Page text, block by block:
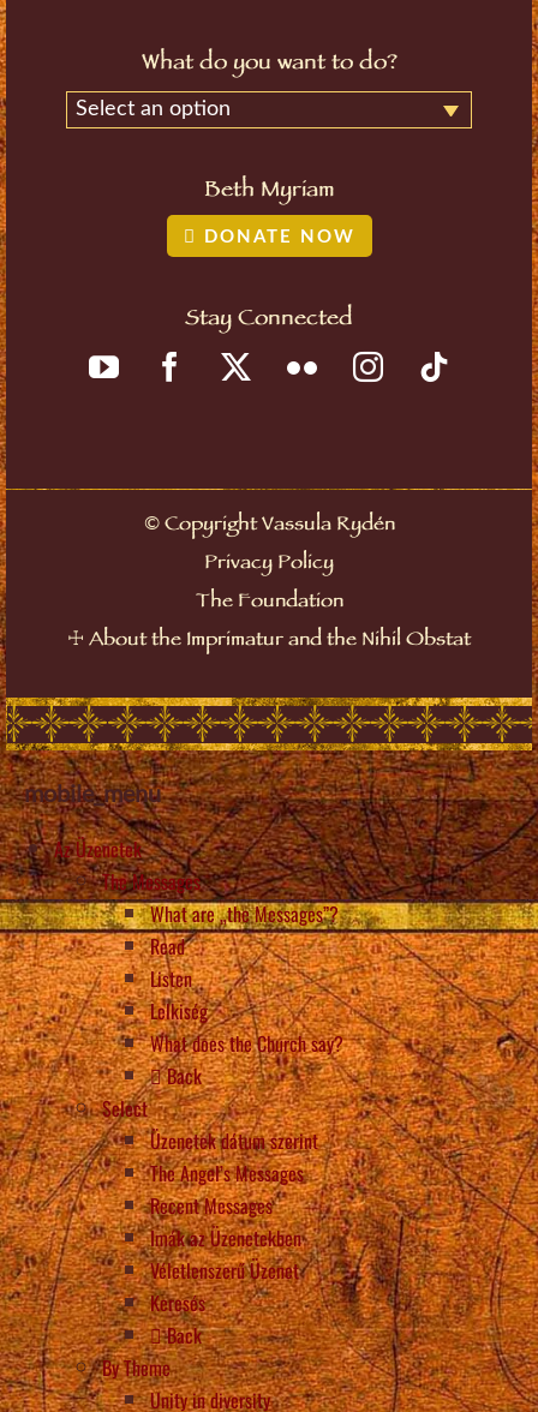
What do you want to do?
Select an option
Beth Myriam
DONATE NOW
Stay Connected
©Copyright Vassula Rydén
Privacy Policy
The Foundation
☩ About the Imprimatur and the Nihil Obstat
mobile_menu
Az Üzenetek
The Messages
What are „the Messages”?
Read
Listen
Lelkiség
What does the Church say?
Back
Select
Üzenetek dátum szerint
The Angel’s Messages
Recent Messages
Imák az Üzenetekben
Véletlenszerű Üzenet
Keresés
Back
By Theme
Unity in diversity